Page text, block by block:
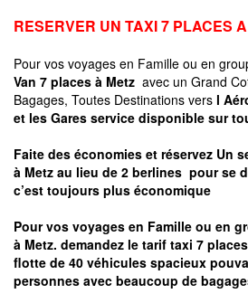
RESERVER UN TAXI 7 PLACES A
Pour vos voyages en Famille ou en
Van 7 places à Metz avec un Grand
Bagages, Toutes Destinations vers l
et les Gares service disponible sur
Faite des économies et réservez Un
à Metz au lieu de 2 berlines pour se
c’est toujours plus économique
Pour vos voyages en Famille ou en
à Metz. demandez le tarif taxi 7
flotte de 40 véhicules spacieux
personnes avec beaucoup de